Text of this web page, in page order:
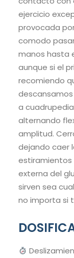
ejercicio
provocada
comodo
manos hasta
aunque si el
recomiendo
a
alternando
amplitud.
dejando caer
estiramientos
externa del
sirven sea
no importa si